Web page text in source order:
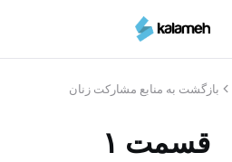
محتوای
بازگشت به منابع مشارکت زنان
قسمت ۱